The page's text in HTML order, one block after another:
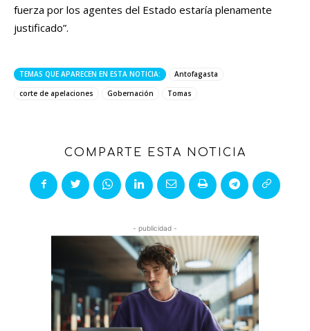
fuerza por los agentes del Estado estaría plenamente
justificado”.
TEMAS QUE APARECEN EN ESTA NOTICIA:
Antofagasta
corte de apelaciones
Gobernación Tomas
COMPARTE ESTA NOTICIA
- publicidad -